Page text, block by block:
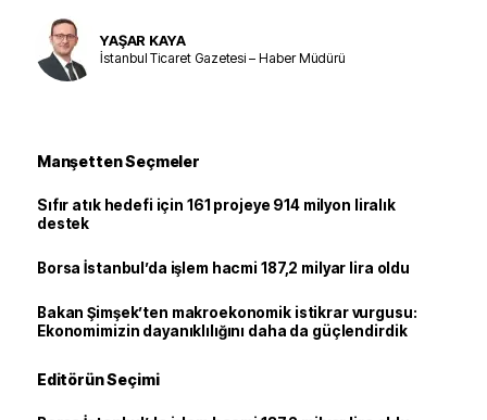
YAŞAR KAYA
İstanbul Ticaret Gazetesi – Haber Müdürü
Manşetten Seçmeler
Sıfır atık hedefi için 161 projeye 914 milyon liralık
destek
Borsa İstanbul’da işlem hacmi 187,2 milyar lira oldu
Bakan Şimşek’ten makroekonomik istikrar vurgusu:
Ekonomimizin dayanıklılığını daha da güçlendirdik
Editörün Seçimi